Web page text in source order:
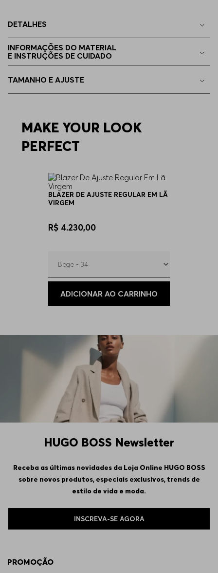
32 Indisponível
44 Indisponível
46
DETALHES
INFORMAÇÕES DO MATERIAL
E INSTRUÇÕES DE CUIDADO
TAMANHO E AJUSTE
MAKE YOUR LOOK
PERFECT
BLAZER DE AJUSTE REGULAR EM LÃ
VIRGEM
R$ 4.230,00
ADICIONAR AO CARRINHO
HUGO BOSS Newsletter
Receba as últimas novidades da Loja Online HUGO BOSS
sobre novos produtos, especiais exclusivos, trends de
estilo de vida e moda.
INSCREVA-SE AGORA
PROMOÇÃO